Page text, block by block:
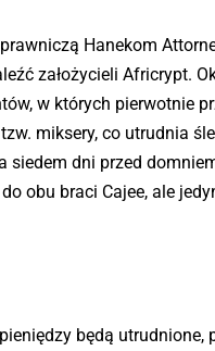
Hanekom
założycieli Africrypt.
w których pierwotnie
miksery, co utrudnia
dni przed
obu braci Cajee, ale
będą utrudnione,